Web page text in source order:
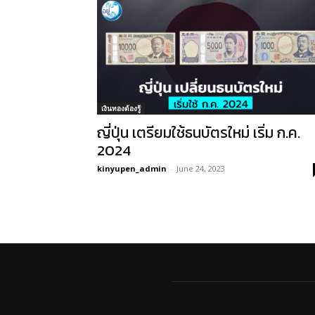
เงินทองต้องรู้
ญี่ปุ่น เตรียมใช้ธนบัตรใหม่ เริ่ม ก.ค.
2024
kinyupen_admin - June 24, 2023